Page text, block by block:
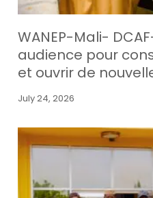
WANEP-Mali-
audience pour
et ouvrir de
July 24, 2026